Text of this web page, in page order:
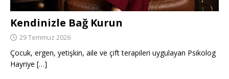
Kendinizle Bağ Kurun
29 Temmuz 2026
Çocuk, ergen, yetişkin, aile ve çift terapileri uygulayan Psikolog
Hayriye […]